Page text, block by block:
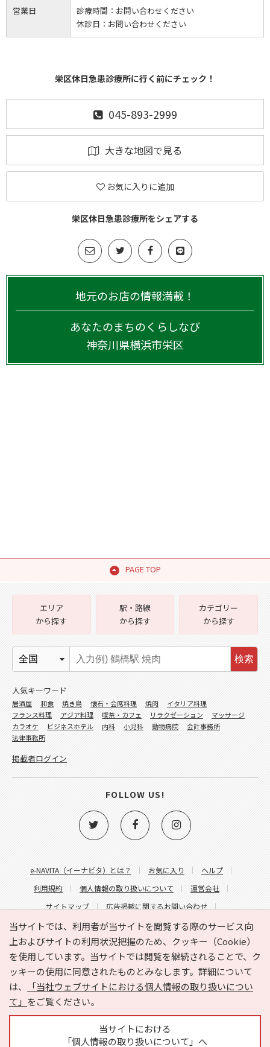
営業日 診療時間： お問い合わせください
休診日： お問い合わせください
栄区休日急患診療所に行く前にチェック！
045-893-2999
大きな地図で見る
お気に入りに追加
栄区休日急患診療所をシェアする
地元のお店の情報満載！
あなたのまちのくらしなび
神奈川県横浜市栄区
PAGE TOP
当サイトでは、利用者が当サイトを閲覧する際のサービス向
上およびサイトの利用状況把握のため、クッキー（Cookie）
を使用しています。当サイトでは閲覧を継続されることで、ク
ッキーの使用に同意されたものとみなします。詳細について
は、
「当社ウェブサイトにおける個人情報の取り扱いについ
て」 をご覧ください。
当サイトにおける
「個人情報の取り扱いについて」へ
e-NAVITA（イーナビタ）とは？ お気に入り
ヘルプ
利用規約
個人情報の取り扱いについて
運営会社
サイトマップ
広告掲載に関するお問い合わせ
サイトの内容に関するお問い合わせ
エリア
から探す
駅・路線
から探す
カテゴリー
から探す
検索
人気キーワード
居酒屋 和食 焼き鳥 懐石・会席料理 焼肉
イタリア料理
フランス料理
アジア料理 喫茶・カフェ リラクゼーション
マッサージ
カラオケ
ビジネスホテル 内科 小児科 動物病院
会計事務所
法律事務所
掲載者ログイン
FOLLOW US!
Copyright © HYOJITO.Co.,Ltd. All Rights Reserved.